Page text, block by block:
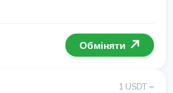
Обміняти
1 USDT =